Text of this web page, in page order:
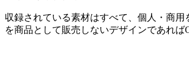
収録されている素材はすべて、個人・商
を商品として販売しないデザインであれ